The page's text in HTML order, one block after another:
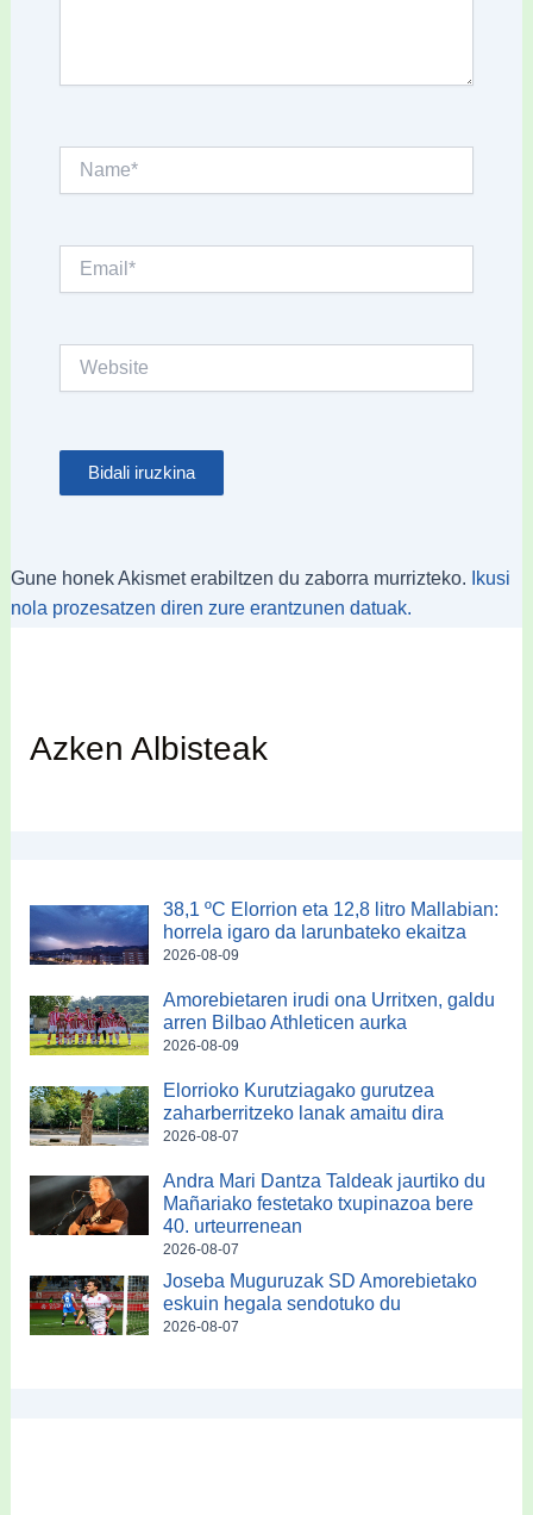
Name*
Gune honek Akismet erabiltzen du zaborra murrizteko.
Ikusi
nola prozesatzen diren zure erantzunen datuak.
Azken Albisteak
38,1 ºC Elorrion eta 12,8 litro Mallabian:
horrela igaro da larunbateko ekaitza
2026-08-09
Amorebietaren irudi ona Urritxen, galdu
arren Bilbao Athleticen aurka
2026-08-09
Elorrioko Kurutziagako gurutzea
zaharberritzeko lanak amaitu dira
2026-08-07
Andra Mari Dantza Taldeak jaurtiko du
Mañariako festetako txupinazoa bere
40. urteurrenean
2026-08-07
Joseba Muguruzak SD Amorebietako
eskuin hegala sendotuko du
2026-08-07